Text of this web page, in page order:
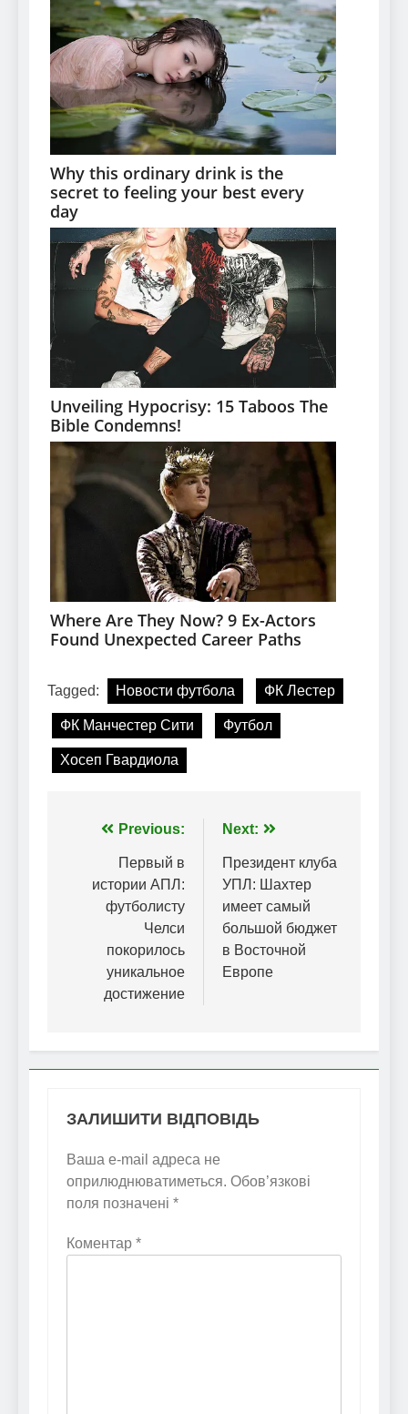
Tagged: Новости футбола ФК Лестер
ФК Манчестер Сити Футбол
Хосеп Гвардиола
Навігація
записів
Previous:
Первый в
истории АПЛ:
футболисту
Челси
покорилось
уникальное
достижение
Next:
Президент клуба
УПЛ: Шахтер
имеет самый
большой бюджет
в Восточной
Европе
ЗАЛИШИТИ ВІДПОВІДЬ
Ваша e-mail адреса не
оприлюднюватиметься. Обов’язкові
поля позначені *
Коментар *